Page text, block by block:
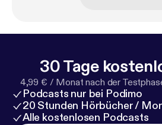
30 Tage
4,99 € / Monat nach der
Podcasts nur bei Podimo
20 Stunden Hörbücher /
Alle kostenlosen Podcasts